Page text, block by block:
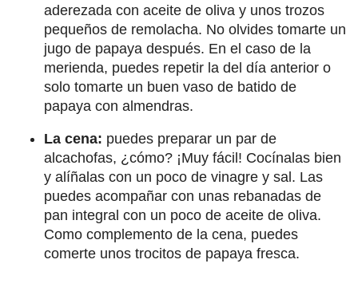
aderezada con aceite de oliva y unos trozos
pequeños de remolacha. No olvides tomarte un
jugo de papaya después. En el caso de la
merienda, puedes repetir la del día anterior o
solo tomarte un buen vaso de batido de
papaya con almendras.
La cena: puedes preparar un par de
alcachofas, ¿cómo? ¡Muy fácil! Cocínalas bien
y alíñalas con un poco de vinagre y sal. Las
puedes acompañar con unas rebanadas de
pan integral con un poco de aceite de oliva.
Como complemento de la cena, puedes
comerte unos trocitos de papaya fresca.